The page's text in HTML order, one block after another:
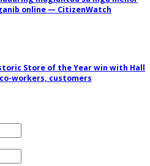
online — CitizenWatch
Store of the Year win with Hall
workers, customers